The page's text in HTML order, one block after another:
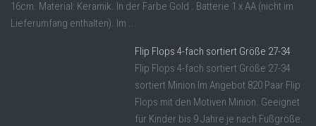
16cm. Material: Keramik. In der Farbe Gold . Batterie 1 x AA (nicht im
Lieferumfang enthalten). Im ...
Flip Flops 4-fach sortiert Größe 27-34
Flip Flops 4-fach sortiert Größe 27-34
sortiert Minion Im Angebot 820 Paar Flip
Flops mit den Motiven Minion. Geeignet
für Kinder bis 9 Jahre je nach Fußgröße.